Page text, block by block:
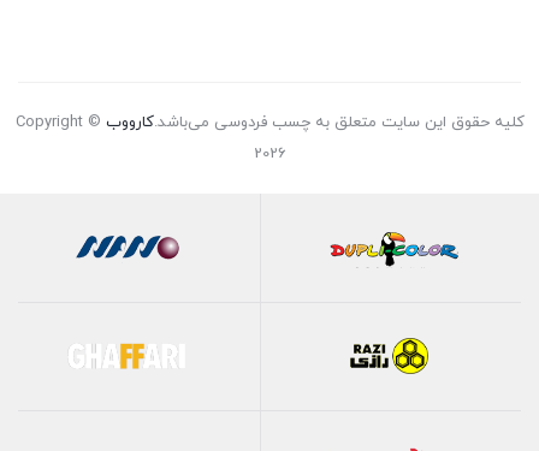
کلیه حقوق این سایت متعلق به چسب فردوسی می‌باشد.کارووب Copyright ©
2026